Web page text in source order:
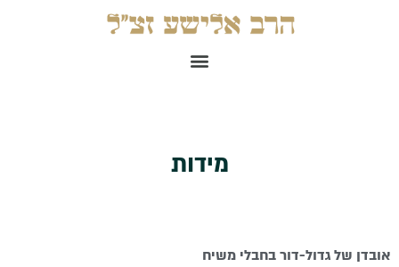
תפריט
מידות
אובדן של גדול-דור בחבלי משיח